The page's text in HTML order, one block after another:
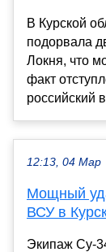
В Курской
подорвала
Локня, что
факт
российский
12:13, 04 Мар
Мощный
ВСУ в
Экипаж Су-